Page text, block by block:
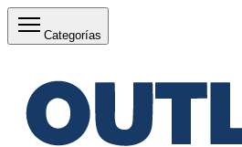
Categorías